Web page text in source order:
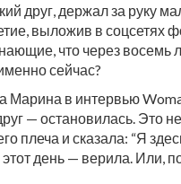
друг, держал за руку
выложив в соцсетях
что через восемь
сейчас?
Марина в интервью
— остановилась. Это
плеча и сказала: “Я
этот день — верила. Или,